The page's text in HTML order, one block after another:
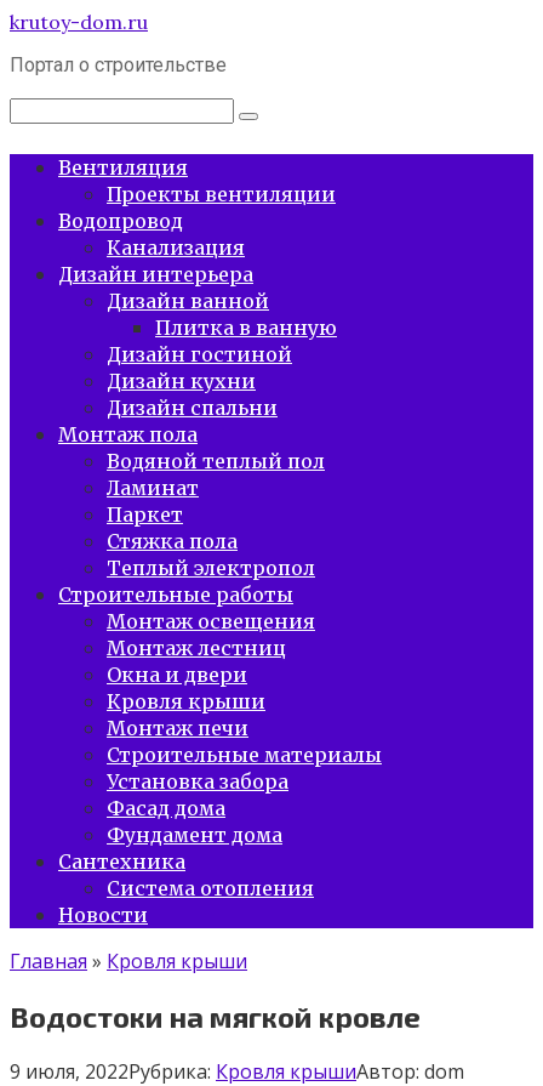
Перейти
контенту
krutoy-dom.ru
Портал о строительстве
Поиск:
Вентиляция
Проекты вентиляции
Водопровод
Канализация
Дизайн интерьера
Дизайн ванной
Плитка в ванную
Дизайн гостиной
Дизайн кухни
Дизайн спальни
Монтаж пола
Водяной теплый пол
Ламинат
Паркет
Стяжка пола
Теплый электропол
Строительные работы
Монтаж освещения
Монтаж лестниц
Окна и двери
Кровля крыши
Монтаж печи
Строительные материалы
Установка забора
Фасад дома
Фундамент дома
Сантехника
Система отопления
Новости
Главная » Кровля крыши
Водостоки на мягкой кровле
9 июля, 2022Рубрика: Кровля крышиАвтор: dom